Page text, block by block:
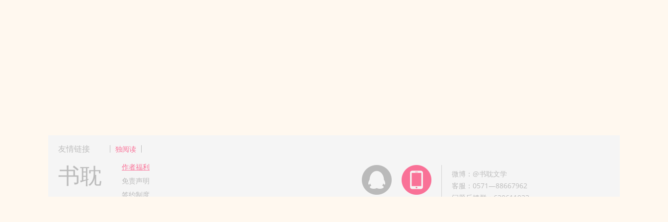
友情链接 独阅读
书耽
作者福利
免责声明
签约制度
微博：@书耽文学
客服：0571—88667962
问题反馈群：630611933